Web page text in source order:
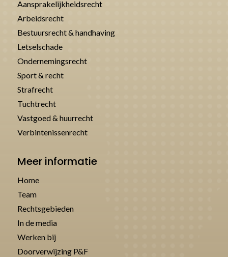
Aansprakelijkheidsrecht
Arbeidsrecht
Bestuursrecht & handhaving
Letselschade
Ondernemingsrecht
Sport & recht
Strafrecht
Tuchtrecht
Vastgoed & huurrecht
Verbintenissenrecht
Meer informatie
Home
Team
Rechtsgebieden
In de media
Werken bij
Doorverwijzing P&F